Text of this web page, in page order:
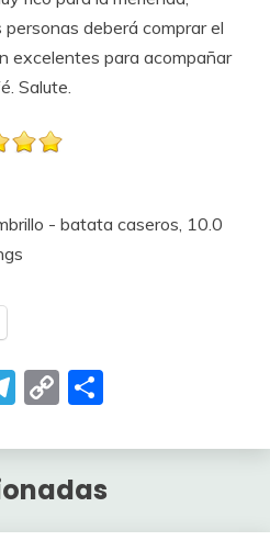
deberá comprar el
excelentes para acompañar
Salute.
- batata caseros, 10.0
Telegram
Copy